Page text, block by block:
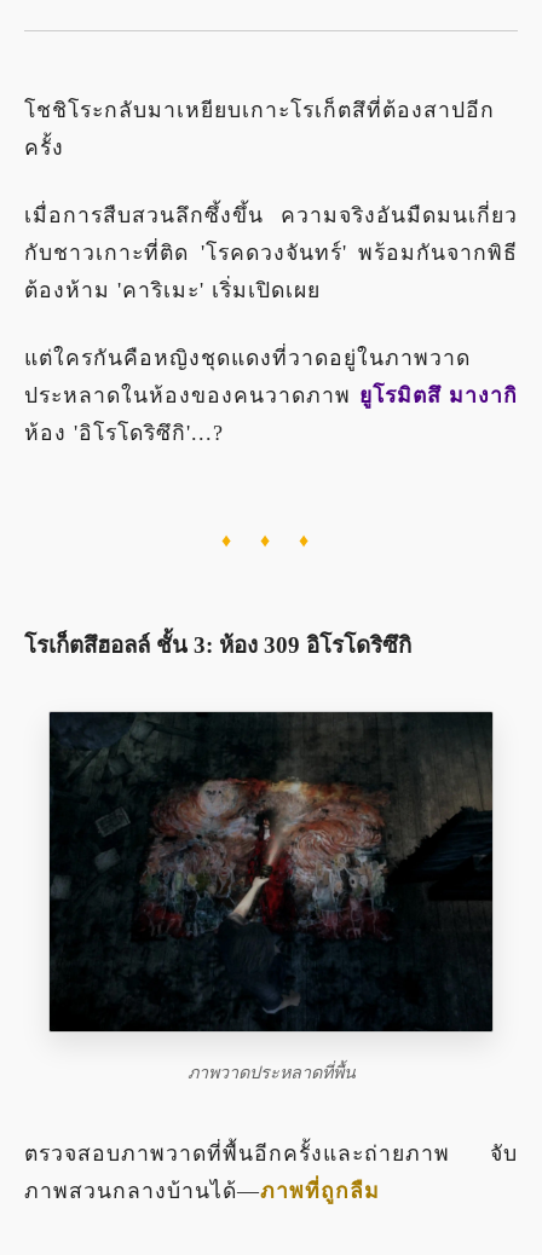
โชชิโระกลับมาเหยียบเกาะโรเก็ตสึที่ต้องสาปอีก
ครั้ง
เมื่อการสืบสวนลึกซึ้งขึ้น ความจริงอันมืดมนเกี่ยว
กับชาวเกาะที่ติด 'โรคดวงจันทร์' พร้อมกันจากพิธี
ต้องห้าม 'คาริเมะ' เริ่มเปิดเผย
แต่ใครกันคือหญิงชุดแดงที่วาดอยู่ในภาพวาด
ประหลาดในห้องของคนวาดภาพ ยูโรมิตสึ มางากิ
ห้อง 'อิโรโดริซึกิ'...?
♦ ♦ ♦
โรเก็ตสึฮอลล์ ชั้น 3: ห้อง 309 อิโรโดริซึกิ
ภาพวาดประหลาดที่พื้น
ตรวจสอบภาพวาดที่พื้นอีกครั้งและถ่ายภาพ จับ
ภาพสวนกลางบ้านได้—ภาพที่ถูกลืม